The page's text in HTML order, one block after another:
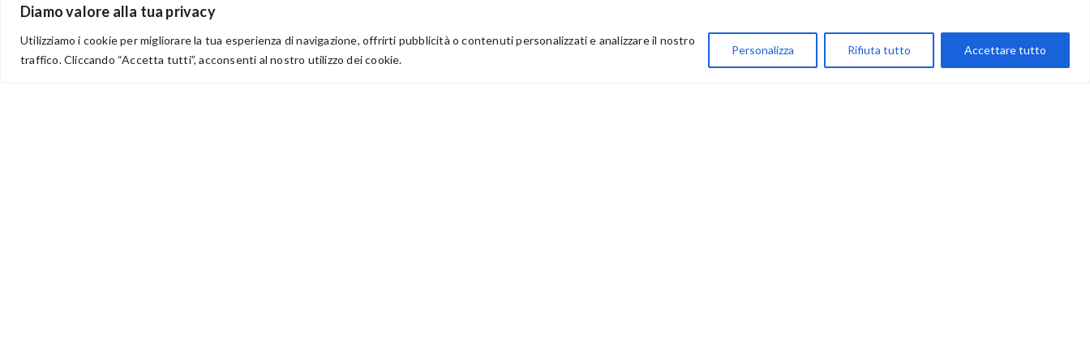
Diamo valore alla tua privacy
Utilizziamo i cookie per migliorare la tua esperienza di navigazione, offrirti pubblicità o contenuti personalizzati e analizzare il nostro
traffico. Cliccando “Accetta tutti”, acconsenti al nostro utilizzo dei cookie.
Personalizza Rifiuta tutto Accettare tutto
Privacy
Chi Siamo
My Account
Carrello